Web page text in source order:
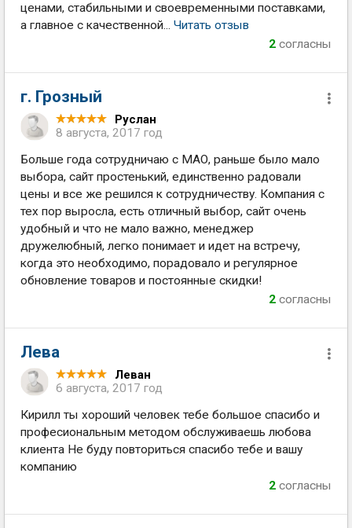
ценами, стабильными и своевременными поставками,
а главное с качественной... Читать отзыв
2 согласны
г. Грозный
Руслан
8 августа, 2017 год
Больше года сотрудничаю с МАО, раньше было мало
выбора, сайт простенький, единственно радовали
цены и все же решился к сотрудничеству. Компания с
тех пор выросла, есть отличный выбор, сайт очень
удобный и что не мало важно, менеджер
дружелюбный, легко понимает и идет на встречу,
когда это необходимо, порадовало и регулярное
обновление товаров и постоянные скидки!
2 согласны
Лева
Леван
6 августа, 2017 год
Кирилл ты хороший человек тебе большое спасибо и
професиональным методом обслуживаешь любова
клиента Не буду повториться спасибо тебе и вашу
компанию
2 согласны